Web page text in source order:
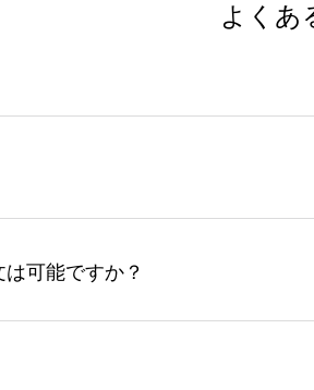
よくあ
刷など、大口注文の場合は、サポート
ければ多いほど、オンデマンドサー
メやスマホで撮影した写真などもア
には対応していません。AIで保存し
可能ですか？
ブラーコンシェル